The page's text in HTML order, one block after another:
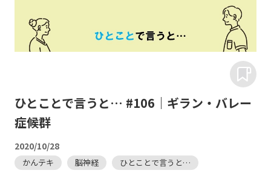
ひとことで言うと… #106｜ギラン・バレー
症候群
2020/10/28
かんテキ 脳神経 ひとことで言うと…